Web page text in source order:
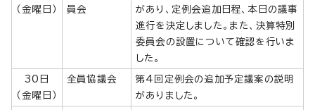
（金曜日）
員会
があり、定例会追加日程、本日の議事
進行を決定しました。また、決算特別
委員会の設置について確認を行いま
した。
30日
（金曜日）
全員協議会
第4回定例会の追加予定議案の説明
がありました。